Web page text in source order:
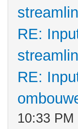
RE:
RE:
10:33 PM